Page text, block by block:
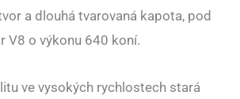
a dlouhá tvarovaná kapota, pod
V8 o výkonu 640 koní.
ve vysokých rychlostech stará